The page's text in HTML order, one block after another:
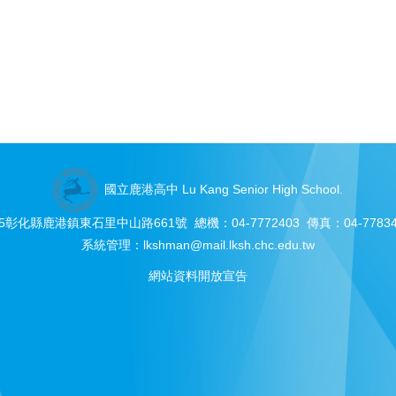
國立鹿港高中 Lu Kang Senior High School.
彰化縣鹿港鎮東石里中山路661號 總機：04-7772403 傳真：04-
系統管理： lkshman@mail.lksh.chc.edu.tw
網站資料開放宣告